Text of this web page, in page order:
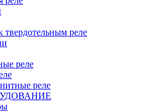
твердотельным реле
реле
реле